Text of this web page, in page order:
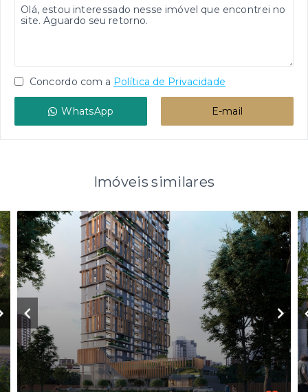
Concordo com a Política de Privacidade
WhatsApp E-mail
Imóveis similares